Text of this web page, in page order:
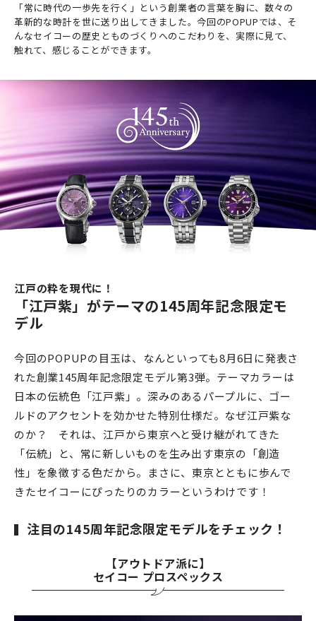
「常に時代の一歩先を行く」という創業者の言葉を胸に、数々の
革新的な時計を世に送り出してきました。今回のPOPUPでは、そ
んなセイコーの歴史とものづくりへのこだわりを、実際に見て、
触れて、感じることができます。
江戸の粋を現代に！
「江戸紫」がテーマの145周年記念限定モ
デル
今回のPOPUPの目玉は、なんといっても8月6日に発表さ
れた創業145周年記念限定モデル第3弾。テーマカラーは
日本の伝統色「江戸紫」。深みのあるパープルに、ゴー
ルドのアクセントを効かせた特別仕様だ。なぜ江戸紫な
のか？ それは、江戸から東京へと受け継がれてきた
「伝統」と、常に新しいものを生み出す東京の「創造
性」を象徴する色だから。まさに、東京とともに歩んで
きたセイコーにぴったりのカラーというわけです！
注目の145周年記念限定モデルをチェック！
【アウトドア派に】
セイコー プロスペックス